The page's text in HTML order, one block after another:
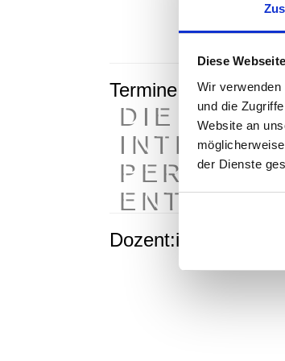
Diese
Wir
und die
Website an
der Dienste
DIE
Termine
Dozent:in